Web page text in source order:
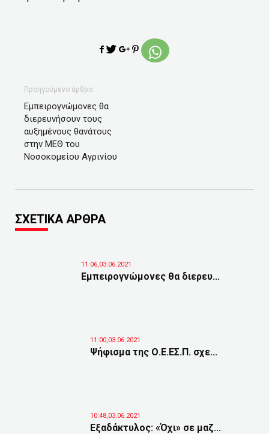
Προηγούμενο άρθρο
Εμπειρογνώμονες θα
διερευνήσουν τους
αυξημένους θανάτους
στην ΜΕΘ του
Νοσοκομείου Αγρινίου
ΣΧΕΤΙΚΑ ΑΡΘΡΑ
11:06,03.06.2021
Εμπειρογνώμονες θα διερευ...
11:00,03.06.2021
Ψήφισμα της Ο.Ε.ΕΣ.Π. σχε...
10:48,03.06.2021
Εξαδάκτυλος: «Όχι» σε μαζ...